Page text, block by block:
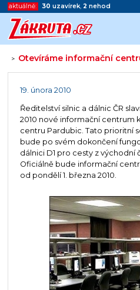
aktuálně: 30 uzavírek, 2 nehod
> Otevíráme informační
Začátek reklamy
19. února 2010
Ředitelství silnic a dálnic ČR
2010 nové informační centrum
centru Pardubic. Tato prioritní
bude po svém dokončení
dálnici D1 pro cesty z východní
Oficiálně bude informační
od pondělí 1. března 2010.